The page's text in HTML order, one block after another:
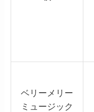
ベリーメリー
ミュージック